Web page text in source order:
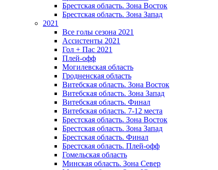
Брестская область. Зона Восток
Брестская область. Зона Запад
2021
Все голы сезона 2021
Ассистенты 2021
Гол + Пас 2021
Плей-офф
Могилевская область
Гродненская область
Витебская область. Зона Восток
Витебская область. Зона Запад
Витебская область. Финал
Витебская область. 7-12 места
Брестская область. Зона Восток
Брестская область. Зона Запад
Брестская область. Финал
Брестская область. Плей-офф
Гомельская область
Минская область. Зона Север